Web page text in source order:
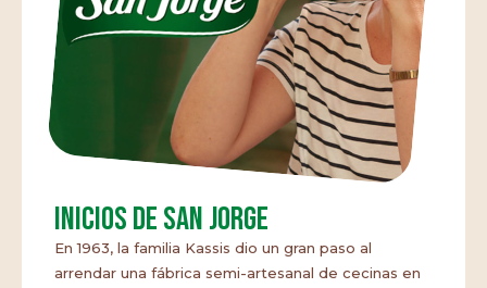
Inicios de San Jorge
En 1963, la familia Kassis dio un gran paso al
arrendar una fábrica semi-artesanal de cecinas en